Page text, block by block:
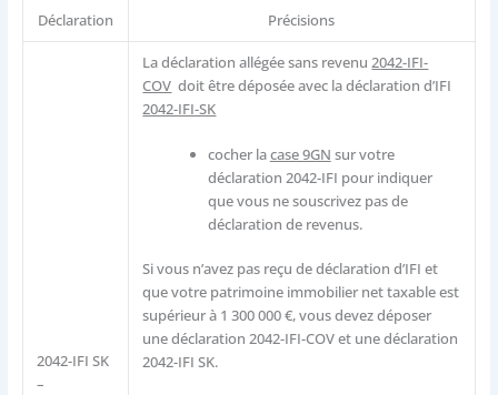
Déclaration Précisions
2042-IFI SK
–
La déclaration allégée sans revenu 2042-IFI-
COV doit être déposée avec la déclaration d’IFI
2042-IFI-SK
cocher lacase 9GN sur votre
déclaration 2042-IFI pour indiquer
que vous ne souscrivez pas de
déclaration de revenus.
Si vous n’avez pas reçu de déclaration d’IFI et
que votre patrimoine immobilier net taxable est
supérieur à 1 300 000 €, vous devez déposer
une déclaration 2042-IFI-COV et une déclaration
2042-IFI SK.